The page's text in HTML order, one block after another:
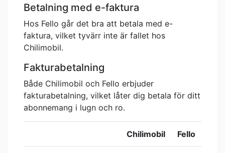
Betalning med e-faktura
Hos Fello går det bra att betala med e-
faktura, vilket tyvärr inte är fallet hos
Chilimobil.
Fakturabetalning
Både Chilimobil och Fello erbjuder
fakturabetalning, vilket låter dig betala för ditt
abonnemang i lugn och ro.
Chilimobil Fello